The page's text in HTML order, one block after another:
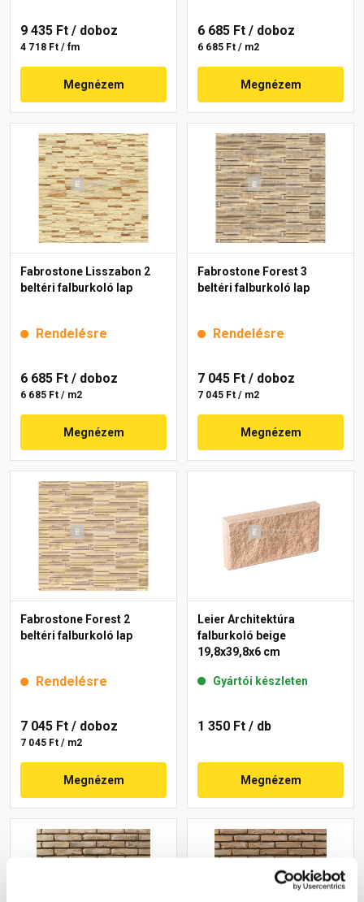
9 435 Ft / doboz
4 718 Ft / fm
Megnézem
6 685 Ft / doboz
6 685 Ft / m2
Megnézem
Fabrostone Lisszabon 2
beltéri falburkoló lap
Rendelésre
6 685 Ft / doboz
6 685 Ft / m2
Megnézem
Fabrostone Forest 3
beltéri falburkoló lap
Rendelésre
7 045 Ft / doboz
7 045 Ft / m2
Megnézem
Fabrostone Forest 2
beltéri falburkoló lap
Rendelésre
7 045 Ft / doboz
7 045 Ft / m2
Megnézem
Leier Architektúra
falburkoló beige
19,8x39,8x6 cm
Gyártói készleten
1 350 Ft / db
Megnézem